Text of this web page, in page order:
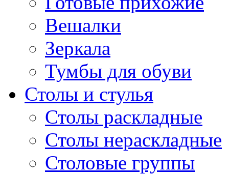
Вешалки
Зеркала
Тумбы для обуви
Столы и стулья
Столы раскладные
Столы нераскладные
Столовые группы